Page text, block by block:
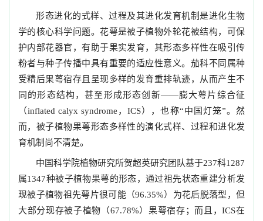
形态进化的式样、过程及其进化发育机制是进化生物
学的核心科学问题。花萼是被子植物外轮花被结构，可保
护内部花器官，有助于果实发育，其形态多样性在吸引传
粉者与种子传播中具有重要的适应性意义。茄科不同属种
受精后果萼宿存且呈现多样的发育重排轨迹，从而产生不
同的形态结构，甚至形成形态创新——膨大萼片综合征
（inflated calyx syndrome，ICS），也称“中国灯笼”。然
而，被子植物果萼形态多样性的演化式样、过程和进化发
育机制尚不清楚。
中国科学院植物研究所贺超英研究团队基于237科1287
属1347种被子植物果萼的形态，通过祖先状态重建分析发
现被子植物祖先萼片很可能（96.35%）为花后脱落型，但
大部分现存被子植物（67.78%）果萼宿存；而且，ICS在